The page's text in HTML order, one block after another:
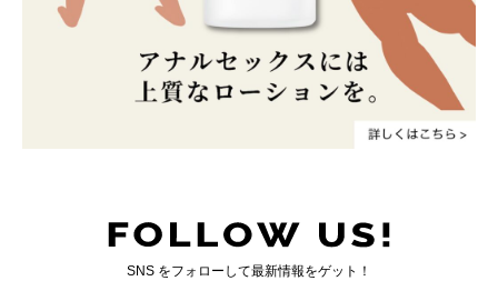
SNS をフォローして最新情報をゲット！